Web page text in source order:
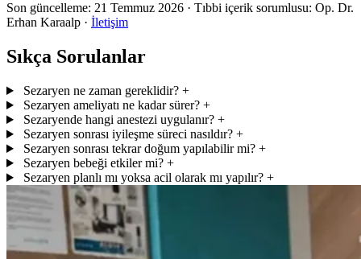
Son güncelleme: 21 Temmuz 2026 · Tıbbi içerik sorumlusu: Op. Dr.
Erhan Karaalp · İletişim
Sıkça Sorulanlar
Sezaryen ne zaman gereklidir? +
Sezaryen ameliyatı ne kadar sürer? +
Sezaryende hangi anestezi uygulanır? +
Sezaryen sonrası iyileşme süreci nasıldır? +
Sezaryen sonrası tekrar doğum yapılabilir mi? +
Sezaryen bebeği etkiler mi? +
Sezaryen planlı mı yoksa acil olarak mı yapılır? +